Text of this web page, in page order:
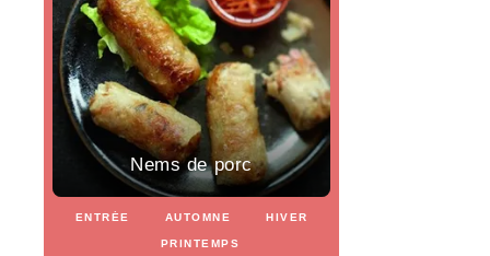
Nems de porc
ENTRÉE AUTOMNE HIVER
PRINTEMPS